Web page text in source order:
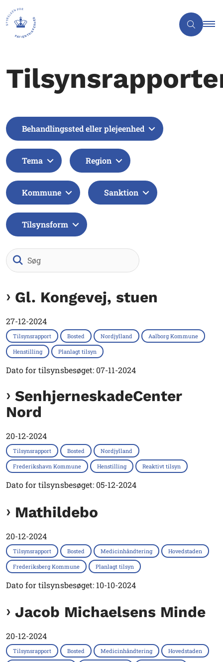
Behandlingssted eller plejeenhed
Tema Region
Kommune Sanktion
Tilsynsform
Gl. Kongevej, stuen
27-12-2024
Tilsynsrapport Bosted Nordjylland Aalborg Kommune
Henstilling Planlagt tilsyn
Dato for tilsynsbesøget: 07-11-2024
SenhjerneskadeCenter
Nord
20-12-2024
Tilsynsrapport Bosted Nordjylland
Frederikshavn Kommune Henstilling Reaktivt tilsyn
Dato for tilsynsbesøget: 05-12-2024
Mathildebo
20-12-2024
Tilsynsrapport Bosted Medicinhåndtering Hovedstaden
Frederiksberg Kommune Planlagt tilsyn
Dato for tilsynsbesøget: 10-10-2024
Jacob Michaelsens Minde
20-12-2024
Tilsynsrapport Bosted Medicinhåndtering Hovedstaden